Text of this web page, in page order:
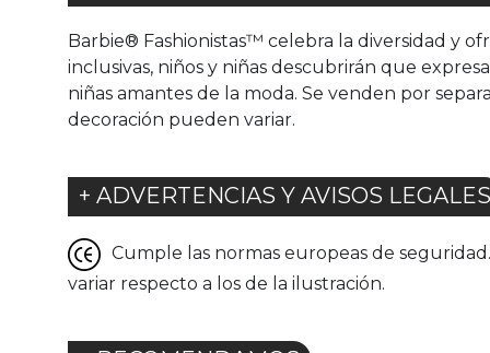
Barbie® Fashionistas™ celebra la diversidad y
inclusivas, niños y niñas descubrirán que
niñas amantes de la moda. Se venden por
decoración pueden variar.
+ ADVERTENCIAS Y AVISOS LEGALES
Cumple las normas europeas de
variar respecto a los de la ilustración.